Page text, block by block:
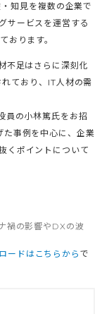
知見を複数の企業で
サービスを運営する
おります。
不足はさらに深刻化
ており、IT人材の需
員の小林篤氏をお招
た事例を中心に、企業
くポイントについて
禍の影響やDXの波
ードはこちらからで